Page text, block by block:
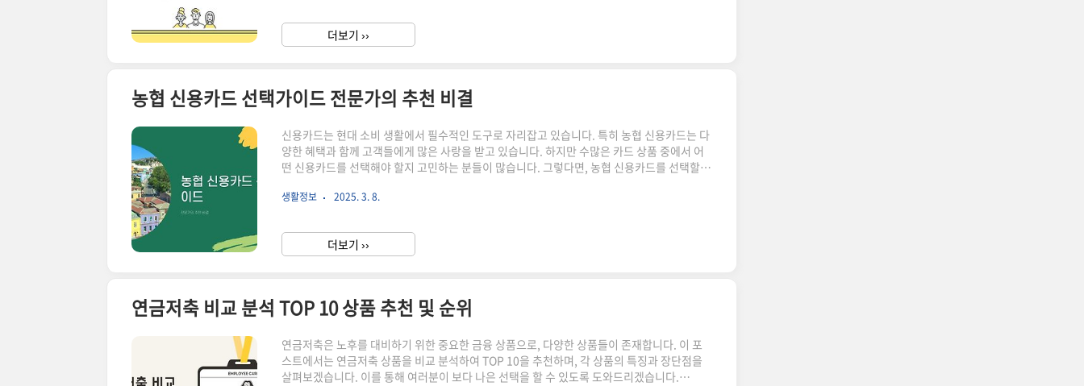
책을 실행하는 중추적인 역할을 하며, 소상공인들에게 꼭 필요한 정보를 제공합니다. 특히, 소
상공인진흥공단은 창업 지원과 관련된 다양한 프로그램을 운영하며..
더보기 ››
농협 신용카드 선택가이드 전문가의 추천 비결
신용카드는 현대 소비 생활에서 필수적인 도구로 자리잡고 있습니다. 특히 농협 신용카드는 다
양한 혜택과 함께 고객들에게 많은 사랑을 받고 있습니다. 하지만 수많은 카드 상품 중에서 어
떤 신용카드를 선택해야 할지 고민하는 분들이 많습니다. 그렇다면, 농협 신용카드를 선택할
바로 확인 하면 좋은 글 ▼▼▼ 신용카드 추천 농협 신용카드 TOP 5 선택가이드 바로가기새희
농협의 안정성과 신뢰성을 바탕으로 많은 소비자에게 인기를 얻고 있습니다. 첫째로, 농협과
관련된 다양한 혜택이 있습니다. 농산물 할인, 지역 축제..
생활정보 2025. 3. 8.
더보기 ››
연금저축 비교 분석 TOP 10 상품 추천 및 순위
연금저축은 노후를 대비하기 위한 중요한 금융 상품으로, 다양한 상품들이 존재합니다. 이 포
스트에서는 연금저축 상품을 비교 분석하여 TOP 10을 추천하며, 각 상품의 특징과 장단점을
살펴보겠습니다. 이를 통해 여러분이 보다 나은 선택을 할 수 있도록 도와드리겠습니다.